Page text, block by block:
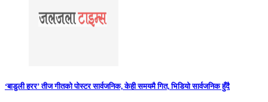
‘बाडुली हरर’ तीज गीतको पोस्टर सार्वजनिक, केही समयमै गित, भिडियो सार्वजनिक हुँदै